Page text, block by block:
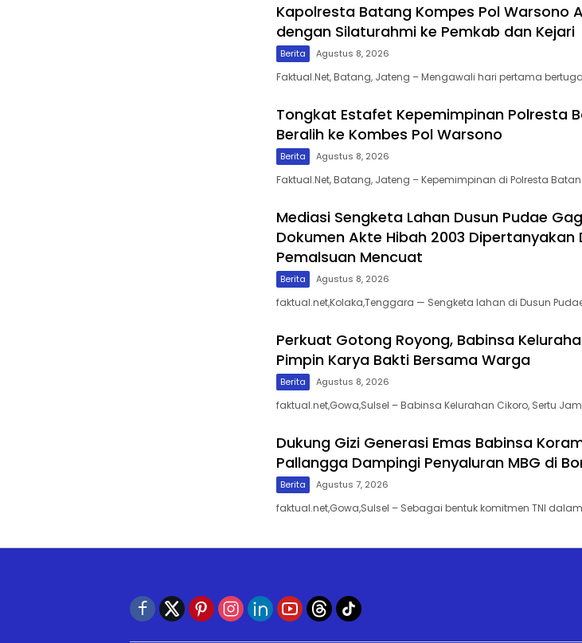
Kapolresta Batang Kompes Pol Warsono
dengan Silaturahmi ke Pemkab dan Kejari
Berita Agustus 8, 2026
Faktual.Net, Batang, Jateng – Mengawali hari pertama
Tongkat Estafet Kepemimpinan Polresta
Beralih ke Kombes Pol Warsono
Berita Agustus 8, 2026
Faktual.Net, Batang, Jateng – Kepemimpinan di Polresta
Mediasi Sengketa Lahan Dusun Pudae
Dokumen Akte Hibah 2003 Dipertanyakan
Pemalsuan Mencuat
Berita Agustus 8, 2026
faktual.net,Kolaka,Tenggara — Sengketa lahan di Dusun
Perkuat Gotong Royong, Babinsa
Pimpin Karya Bakti Bersama Warga
Berita Agustus 8, 2026
faktual.net,Gowa,Sulsel – Babinsa Kelurahan Cikoro, Sertu
Dukung Gizi Generasi Emas Babinsa
Pallangga Dampingi Penyaluran MBG di
Berita Agustus 7, 2026
faktual.net,Gowa,Sulsel – Sebagai bentuk komitmen TNI